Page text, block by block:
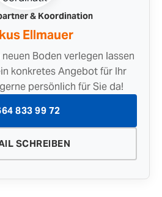
& Koordination
Ellmauer
Boden verlegen lassen
konkretes Angebot für Ihr
persönlich für Sie da!
833 99 72
SCHREIBEN